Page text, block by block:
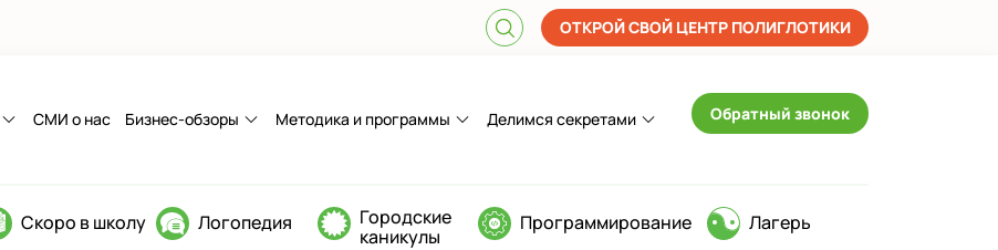
ОТКРОЙ СВОЙ ЦЕНТР ПОЛИГЛОТИКИ
СМИ о нас Бизнес-обзоры Методика и программы Делимся секретами Обратный звонок
Скоро в школу Логопедия
Городские
каникулы
Программирование Лагерь